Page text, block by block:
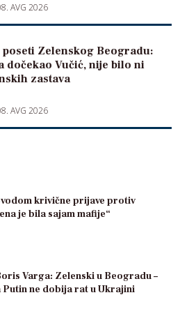
AVG 2026
poseti Zelenskog Beogradu:
dočekao Vučić, nije bilo ni
zastava
AVG 2026
krivične prijave protiv
je bila sajam mafije“
Varga: Zelenski u Beogradu –
Putin ne dobija rat u Ukrajini